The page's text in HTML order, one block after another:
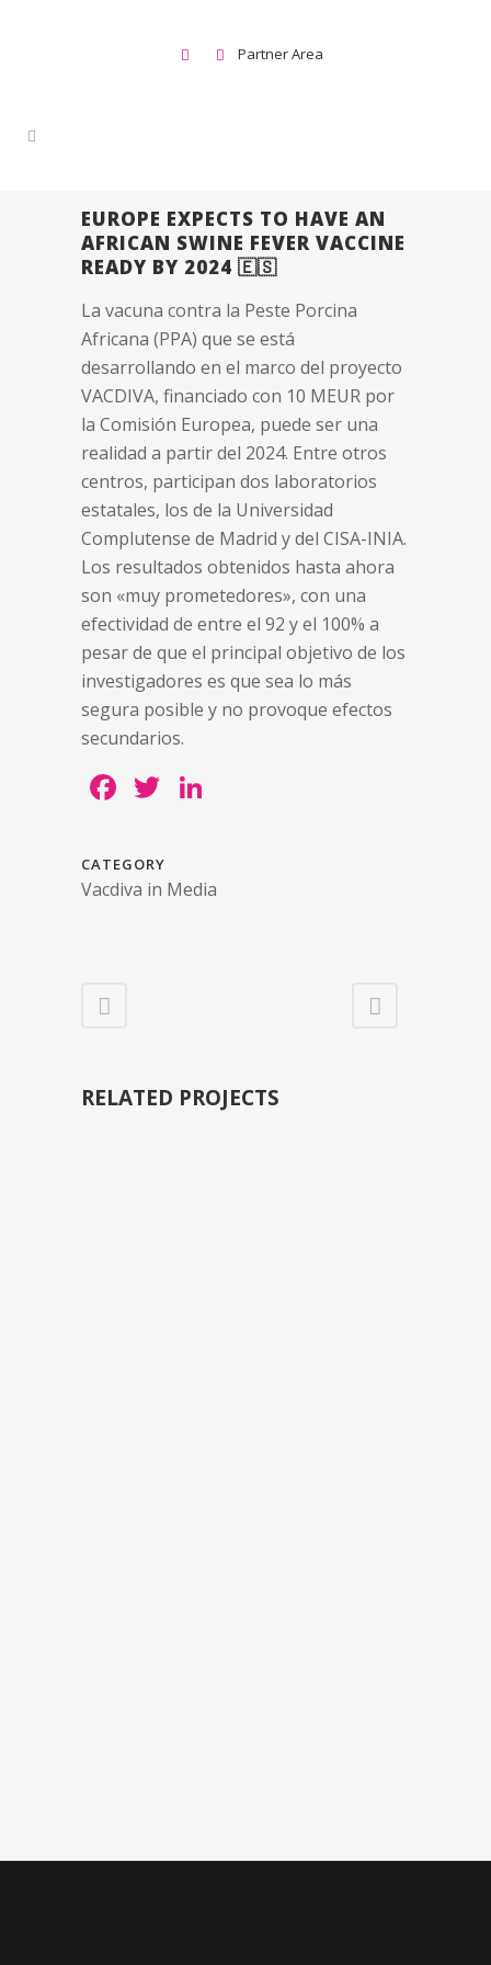
Partner Area
EUROPE EXPECTS TO HAVE AN
AFRICAN SWINE FEVER VACCINE
READY BY 2024 🇪🇸
La vacuna contra la Peste Porcina
Africana (PPA) que se está
desarrollando en el marco del proyecto
VACDIVA, financiado con 10 MEUR por
la Comisión Europea, puede ser una
realidad a partir del 2024. Entre otros
centros, participan dos laboratorios
estatales, los de la Universidad
Complutense de Madrid y del CISA-INIA.
Los resultados obtenidos hasta ahora
son «muy prometedores», con una
efectividad de entre el 92 y el 100% a
pesar de que el principal objetivo de los
investigadores es que sea lo más
segura posible y no provoque efectos
secundarios.
Facebook
Twitter
CATEGORY
Vacdiva in Media
RELATED PROJECTS